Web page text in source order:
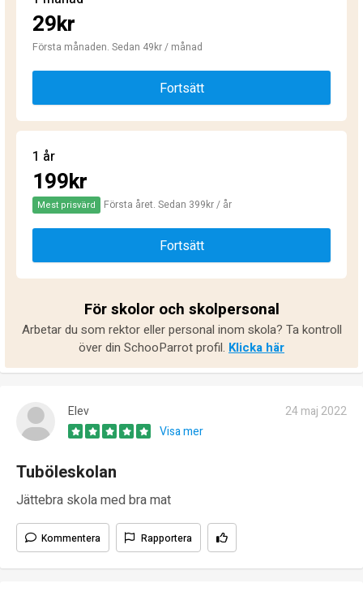
29kr
Första månaden. Sedan 49kr / månad
Fortsätt
1 år
199kr
Mest prisvärd Första året. Sedan 399kr / år
Fortsätt
För skolor och skolpersonal
Arbetar du som rektor eller personal inom skola? Ta kontroll
över din SchooParrot profil. Klicka här
Elev
24 maj 2022
Visa mer
Tuböleskolan
Jättebra skola med bra mat
Kommentera Rapportera